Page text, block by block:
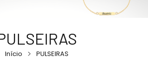
Início PULSEIRAS